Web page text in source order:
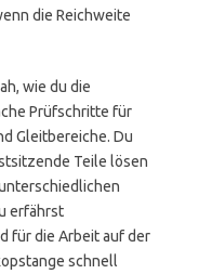
die Reichweite
wie du die
Prüfschritte für
Gleitbereiche. Du
Teile lösen
erfährst
für die Arbeit auf der
schnell